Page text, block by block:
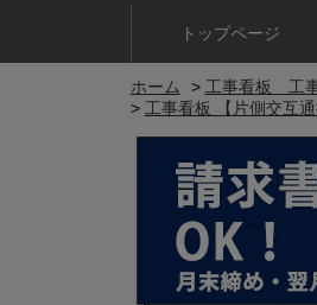
トップページ
ホーム > 工事看板 工
> 工事看板 【片側交互